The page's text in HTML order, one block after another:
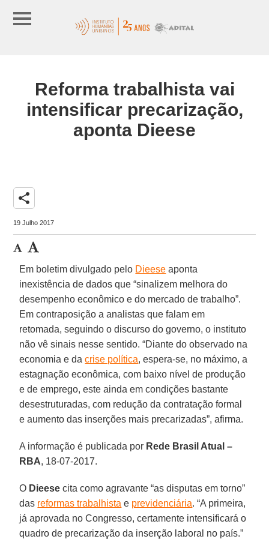
Reforma trabalhista vai
intensificar precarização,
aponta Dieese
share
19 Julho 2017
Em boletim divulgado pelo Dieese aponta
inexistência de dados que “sinalizem melhora do
desempenho econômico e do mercado de trabalho”.
Em contraposição a analistas que falam em
retomada, seguindo o discurso do governo, o instituto
não vê sinais nesse sentido. “Diante do observado na
economia e dacrise política, espera-se, no máximo, a
estagnação econômica, com baixo nível de produção
e de emprego, este ainda em condições bastante
desestruturadas, com redução da contratação formal
e aumento das inserções mais precarizadas”, afirma.
A informação é publicada por Rede Brasil Atual –
RBA, 18-07-2017.
O Dieese cita como agravante “as disputas em torno”
das reformas trabalhista e previdenciária. “A primeira,
já aprovada no Congresso, certamente intensificará o
quadro de precarização da inserção laboral no país.”